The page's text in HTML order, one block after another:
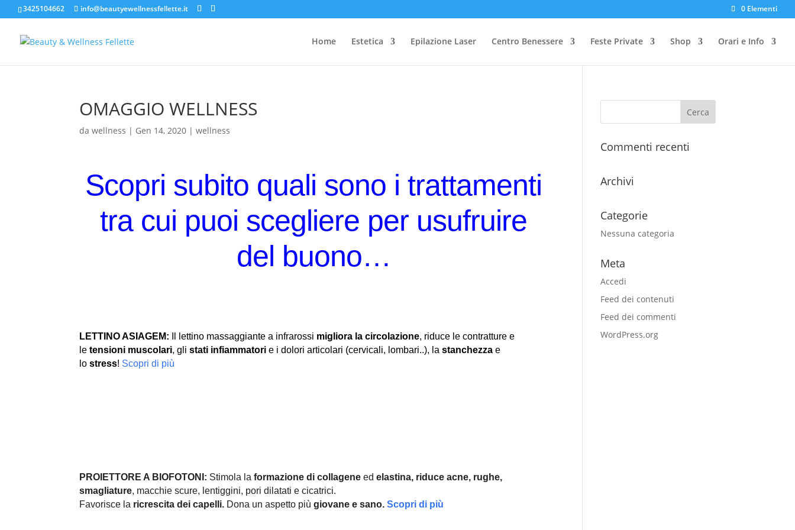
3425104662 info@beautyewellnessfellette.it 0 Elementi
Home Estetica Epilazione Laser Centro Benessere Feste Private Shop Orari e Info
OMAGGIO WELLNESS
dawellness | Gen 14, 2020 |wellness
Scopri subito quali sono i trattamenti
tra cui puoi scegliere per usufruire
del buono…
LETTINO ASIAGEM: Il lettino massaggiante a infrarossi migliora la circolazione, riduce le contratture e
letensioni muscolari, glistati infiammatorie i dolori articolari (cervicali, lombari..), lastanchezza e
lostress! Scopri di più
PROIETTORE A BIOFOTONI: Stimola la formazione di collageneed elastina, riduce acne, rughe,
smagliature, macchie scure, lentiggini, pori dilatati e cicatrici.
Favorisce la ricrescita dei capelli. Dona un aspetto piùgiovane e sano.Scopri di più
Commenti recenti
Archivi
Categorie
Nessuna categoria
Meta
Accedi
Feed dei contenuti
Feed dei commenti
WordPress.org